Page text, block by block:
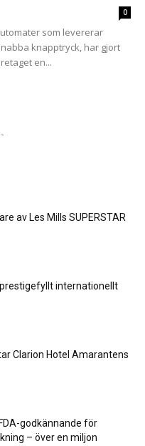
0
som levererar
knapptryck, har gjort
en...
av Les Mills SUPERSTAR
prestigefyllt internationellt
Clarion Hotel Amarantens
godkännande för
– över en miljon